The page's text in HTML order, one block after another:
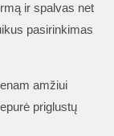
ir spalvas net
pasirinkimas
amžiui
priglustų